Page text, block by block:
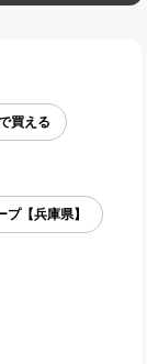
買える
【兵庫県】